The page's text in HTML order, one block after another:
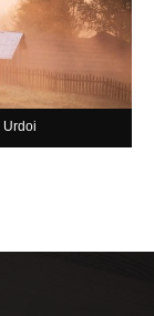
Urdoi